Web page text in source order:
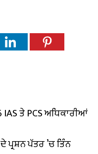
ਤੇ PCS ਅਧਿਕਾਰੀਆਂ
ਪ੍ਰਸ਼ਨ ਪੱਤਰ ’ਚ ਤਿੰਨ